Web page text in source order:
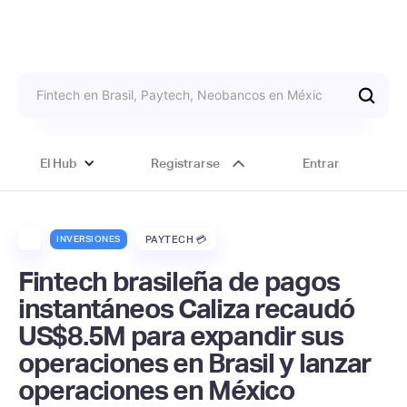
El Hub Registrarse Entrar
INVERSIONES PAYTECH 💳
Fintech brasileña de pagos
instantáneos Caliza recaudó
US$8.5M para expandir sus
operaciones en Brasil y lanzar
operaciones en México